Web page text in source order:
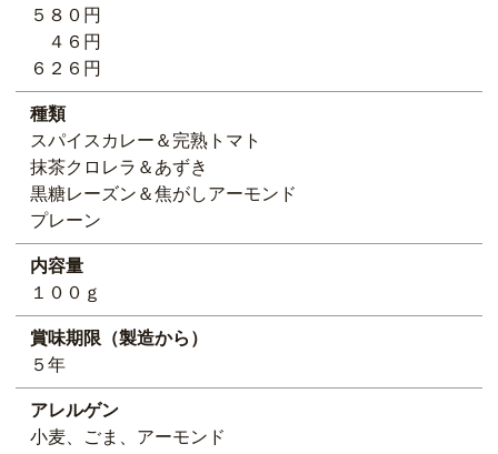
５８０円
４６円
６２６円
種類
スパイスカレー＆完熟トマト
抹茶クロレラ＆あずき
黒糖レーズン＆焦がしアーモンド
プレーン
内容量
１００ｇ
賞味期限（製造から）
５年
アレルゲン
小麦、ごま、アーモンド